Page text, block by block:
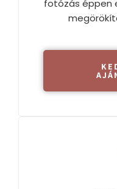
fotózás éppen